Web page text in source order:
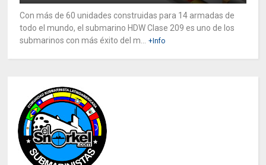
Con más de 60 unidades construidas para 14 armadas de
todo el mundo, el submarino HDW Clase 209 es uno de los
submarinos con más éxito del m...
+Info